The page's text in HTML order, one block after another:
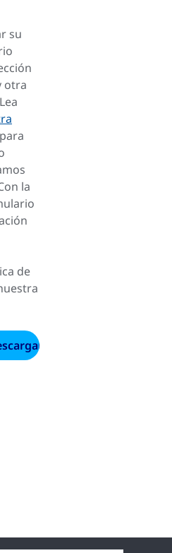
su
otra
para
la
de